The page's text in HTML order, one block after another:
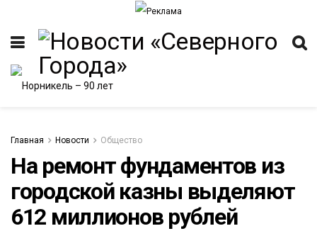
Главная Новости Общество
На ремонт фундаментов из
городской казны выделяют
612 миллионов рублей